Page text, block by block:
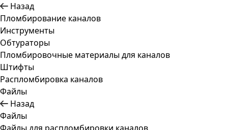
Назад
Пломбирование каналов
Инструменты
Обтураторы
Пломбировочные материалы для каналов
Штифты
Распломбировка каналов
Файлы
Назад
Файлы